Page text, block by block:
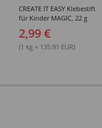
CREATE IT EASY Klebestift
für Kinder MAGIC, 22 g
2,99 €
(1 kg = 135.91 EUR)